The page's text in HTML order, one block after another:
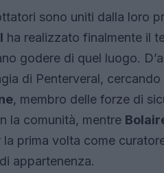
sono uniti dalla loro
ha realizzato finalmente il
godere di quel luogo.
di Penterveral,
, membro delle forze di
la comunità, mentre
prima volta come
appartenenza.